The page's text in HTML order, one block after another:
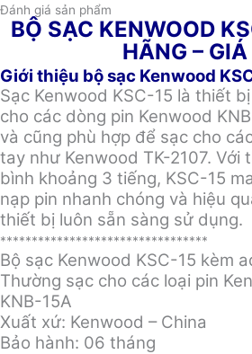
Đánh giá sản phẩm
BỘ SẠC KENWOOD
HÃNG – GIÁ
Giới thiệu bộ sạc Kenwood
Sạc Kenwood KSC-15 là thiết
cho các dòng pin Kenwood
và cũng phù hợp để sạc cho
tay như Kenwood TK-2107. Với
bình khoảng 3 tiếng, KSC-15
nạp pin nhanh chóng và hiệu
thiết bị luôn sẵn sàng sử dụng.
*********************************
Bộ sạc Kenwood KSC-15 kèm
Thường sạc cho các loại pin
KNB-15A
Xuất xứ: Kenwood – China
Bảo hành: 06 tháng